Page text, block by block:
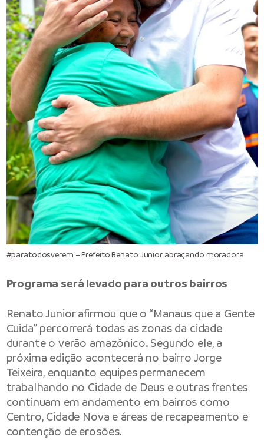
#paratodosverem – Prefeito Renato Junior abraçando moradora
Programa será levado para outros bairros
Renato Junior afirmou que o “Manaus que a Gente
Cuida” percorrerá todas as zonas da cidade
durante o verão amazônico. Segundo ele, a
próxima edição acontecerá no bairro Jorge
Teixeira, enquanto equipes permanecem
trabalhando no Cidade de Deus e outras frentes
continuam em andamento em bairros como
Centro, Cidade Nova e áreas de recapeamento e
contenção de erosões.